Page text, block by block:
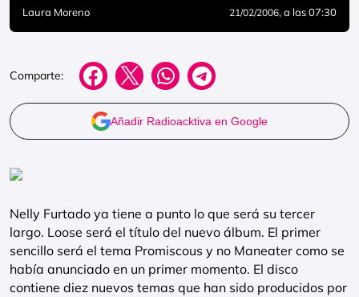
Laura Moreno 21/02/2006, a las 07:30
Comparte:
Añadir Radioacktiva en Google
Nelly Furtado ya tiene a punto lo que será su tercer
largo. Loose será el título del nuevo álbum. El primer
sencillo será el tema Promiscous y no Maneater como se
había anunciado en un primer momento. El disco
contiene diez nuevos temas que han sido producidos por